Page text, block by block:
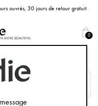
ouvrés, 30 jours de retour gratuit
0